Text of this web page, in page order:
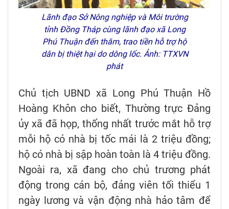
Lãnh đạo Sở Nông nghiệp và Môi trường
tỉnh Đồng Tháp cùng lãnh đạo xã Long
Phú Thuận đến thăm, trao tiền hỗ trợ hộ
dân bị thiệt hại do dông lốc. Ảnh: TTXVN
phát
Chủ tịch UBND xã Long Phú Thuận Hồ
Hoàng Khôn cho biết, Thường trực Đảng
ủy xã đã họp, thống nhất trước mắt hỗ trợ
mỗi hộ có nhà bị tốc mái là 2 triệu đồng;
hộ có nhà bị sập hoàn toàn là 4 triệu đồng.
Ngoài ra, xã đang cho chủ trương phát
động trong cán bộ, đảng viên tối thiểu 1
ngày lương và vận động nhà hảo tâm để